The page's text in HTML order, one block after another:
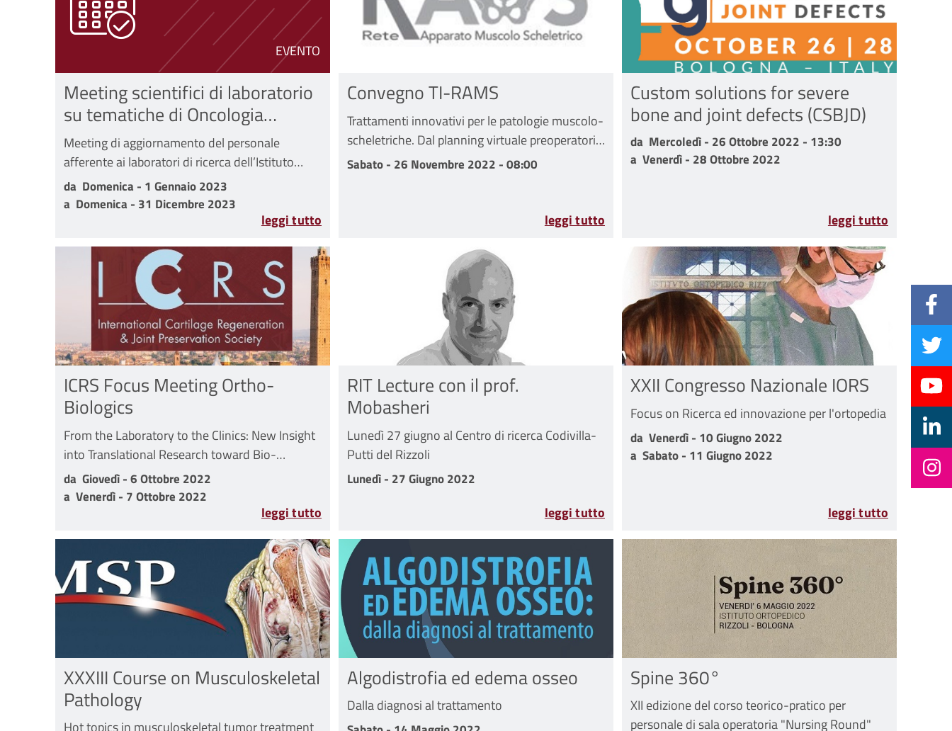
EVENTO
Meeting scientifici di laboratorio
su tematiche di Oncologia
Muscoloscheletrica
Meeting di aggiornamento del personale
afferente ai laboratori di ricerca dell’Istituto
Ortopedico Rizzoli su tematiche inerenti
all'oncologia muscoloscheletrica
da Domenica - 1 Gennaio 2023 a Domenica - 31 Dicembre 2023
da Domenica - 1 Gennaio 2023
a Domenica - 31 Dicembre 2023
leggi tutto
Convegno TI-RAMS
Trattamenti innovativi per le patologie muscolo-
scheletriche. Dal planning virtuale preoperatorio
alla medicina rigenerativa
Sabato - 26 Novembre 2022 - 08:00
Sabato - 26 Novembre 2022 - 08:00
leggi tutto
Custom solutions for severe
bone and joint defects (CSBJD)
da Mercoledì - 26 Ottobre 2022 - 13:30 a Venerdì - 28
da Mercoledì - 26 Ottobre 2022 - 13:30
a Venerdì - 28 Ottobre 2022
leggi tutto
ICRS Focus Meeting Ortho-
Biologics
From the Laboratory to the Clinics: New Insight
into Translational Research toward Bio-
Orthopaedics
da Giovedì - 6 Ottobre 2022 a Venerdì - 7 Ottobre 2022
da Giovedì - 6 Ottobre 2022
a Venerdì - 7 Ottobre 2022
leggi tutto
RIT Lecture con il prof.
Mobasheri
Lunedì 27 giugno al Centro di ricerca Codivilla-
Putti del Rizzoli
Lunedì - 27 Giugno 2022
Lunedì - 27 Giugno 2022
leggi tutto
XXII Congresso Nazionale IORS
Focus on Ricerca ed innovazione per l'ortopedia
da Venerdì - 10 Giugno 2022 a Sabato - 11 Giugno 2022
da Venerdì - 10 Giugno 2022
a Sabato - 11 Giugno 2022
leggi tutto
XXXIII Course on Musculoskeletal
Pathology
Algodistrofia ed edema osseo
Dalla diagnosi al trattamento
Spine 360°
XII edizione del corso teorico-pratico per
personale di sala operatoria "Nursing Round"